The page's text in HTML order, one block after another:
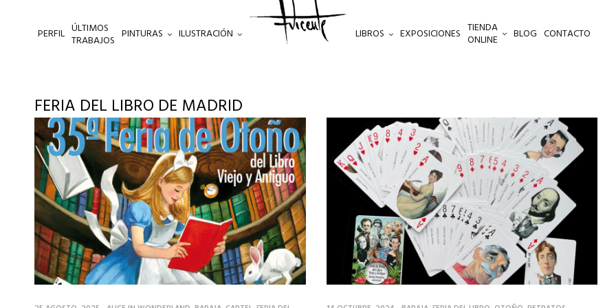
PERFIL ÚLTIMOS
TRABAJOS PINTURAS ILUSTRACIÓN LIBROS EXPOSICIONES TIENDA
ONLINE BLOG CONTACTO
FERIA DEL LIBRO DE MADRID